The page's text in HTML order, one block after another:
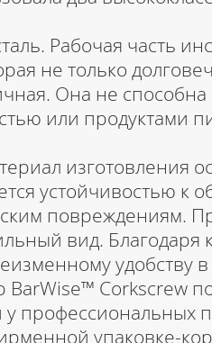
Рабочая часть
не только
Она не
или продуктами
изготовления
устойчивостью к
повреждениям.
вид. Благодаря
удобству
Corkscrew
у профессиональных
упаковке-